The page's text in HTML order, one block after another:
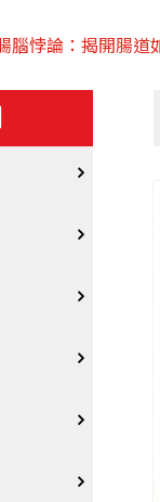
腦悖論：揭開腸道